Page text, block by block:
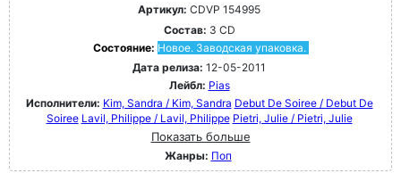
Артикул: CDVP 154995
Состав: 3 CD
Состояние: Новое. Заводская упаковка.
Дата релиза: 12-05-2011
Лейбл: Pias
Исполнители: Kim, Sandra / Kim, Sandra Debut De Soiree / Debut De
Soiree Lavil, Philippe / Lavil, Philippe Pietri, Julie / Pietri, Julie
Показать больше
Жанры: Поп